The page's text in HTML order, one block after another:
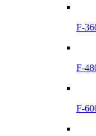
F-
F-
F-